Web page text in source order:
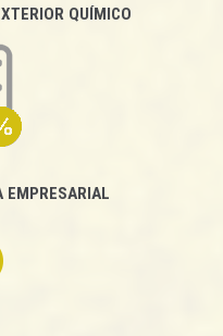
QUÍMICO
EMPRESARIAL